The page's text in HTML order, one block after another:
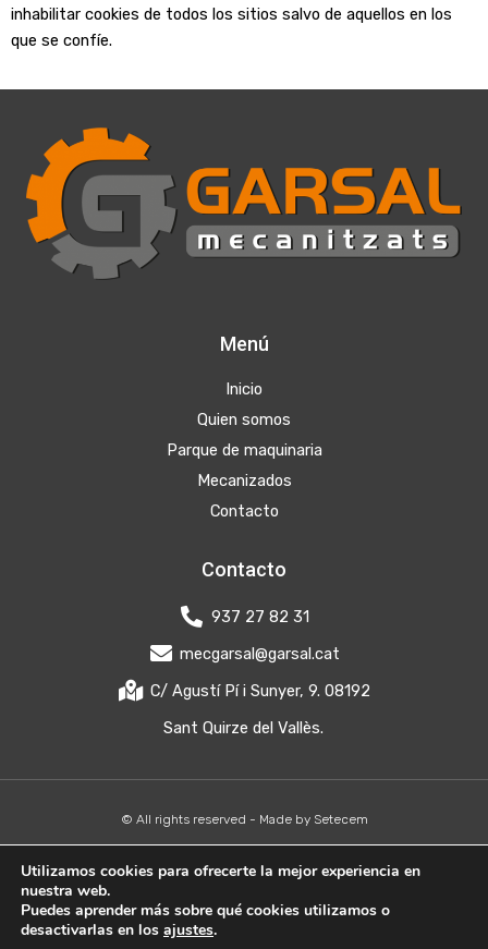
inhabilitar cookies de todos los sitios salvo de aquellos en los
que se confíe.
Menú
Inicio
Quien somos
Parque de maquinaria
Mecanizados
Contacto
Contacto
937 27 82 31
mecgarsal@garsal.cat
C/ Agustí Pí i Sunyer, 9. 08192
Sant Quirze del Vallès.
© All rights reserved - Made by Setecem
Aviso legal - Política de privacidad-Política de Cookies
Utilizamos cookies para ofrecerte la mejor experiencia en
nuestra web.
Puedes aprender más sobre qué cookies utilizamos o
desactivarlas en los ajustes.